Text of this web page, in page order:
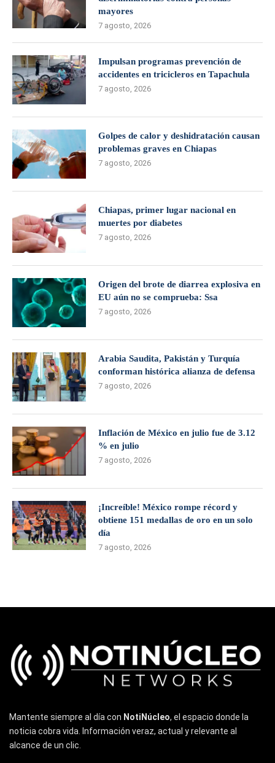
mayores
7 agosto, 2026
Impulsan programas prevención de
accidentes en tricicleros en Tapachula
7 agosto, 2026
Golpes de calor y deshidratación causan
problemas graves en Chiapas
7 agosto, 2026
Chiapas, primer lugar nacional en
muertes por diabetes
7 agosto, 2026
Origen del brote de diarrea explosiva en
EU aún no se comprueba: Ssa
7 agosto, 2026
Arabia Saudita, Pakistán y Turquía
conforman histórica alianza de defensa
7 agosto, 2026
Inflación de México en julio fue de 3.12
% en julio
7 agosto, 2026
¡Increíble! México rompe récord y
obtiene 151 medallas de oro en un solo
día
7 agosto, 2026
Mantente siempre al día con NotiNúcleo, el espacio donde la
noticia cobra vida. Información veraz, actual y relevante al
alcance de un clic.